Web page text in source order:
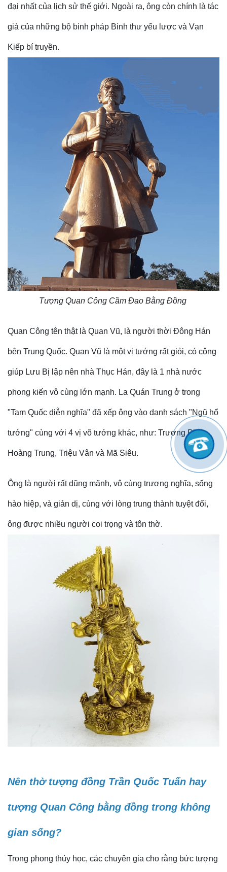
đại nhất của lịch sử thế giới. Ngoài ra, ông còn chính là tác
giả của những bộ binh pháp Binh thư yếu lược và Vạn
Kiếp bí truyền.
Tượng Quan Công Cầm Đao Bằng Đồng
Quan Công tên thật là Quan Vũ, là người thời Đông Hán
bên Trung Quốc. Quan Vũ là một vị tướng rất giỏi, có công
giúp Lưu Bị lập nên nhà Thục Hán, đây là 1 nhà nước
phong kiến vô cùng lớn mạnh. La Quán Trung ở trong
"Tam Quốc diễn nghĩa" đã xếp ông vào danh sách "Ngũ hổ
tướng" cùng với 4 vị võ tướng khác, như: Trương Phi,
Hoàng Trung, Triệu Vân và Mã Siêu.
Ông là người rất dũng mãnh, vô cùng trượng nghĩa, sống
hào hiệp, và giản dị, cùng với lòng trung thành tuyệt đối,
ông được nhiều người coi trọng và tôn thờ.
Nên thờ tượng đồng Trần Quốc Tuấn hay
tượng Quan Công bằng đồng trong không
gian sống?
Trong phong thủy học, các chuyên gia cho rằng bức tượng